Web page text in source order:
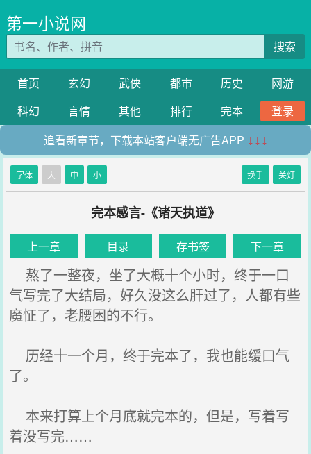
第一小说网
搜索
首页 玄幻 武侠 都市 历史
网游
科幻
言情 其他 排行 完本
登录
追看新章节，下载本站客户端无广告APP ↓↓↓
字体 大 中 小 换手 关灯
完本感言-《诸天执道》
上一章 目录 存书签 下一章
熬了一整夜，坐了大概十个小时，终于一口
气写完了大结局，好久没这么肝过了，人都有些
魔怔了，老腰困的不行。
历经十一个月，终于完本了，我也能缓口气
了。
本来打算上个月底就完本的，但是，写着写
着没写完……